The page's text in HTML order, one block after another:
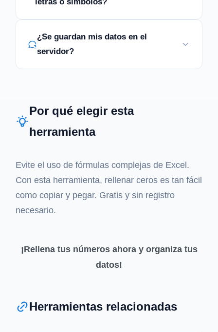
¿Se guardan mis datos en el
servidor?
Por qué elegir esta
herramienta
Evite el uso de fórmulas complejas de Excel.
Con esta herramienta, rellenar ceros es tan fácil
como copiar y pegar. Gratis y sin registro
necesario.
¡Rellena tus números ahora y organiza tus
datos!
Herramientas relacionadas